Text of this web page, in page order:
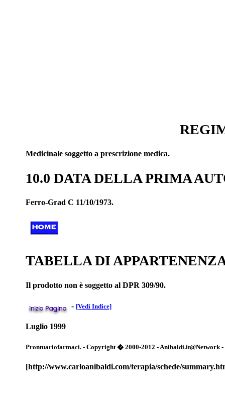
Medicinale soggetto a prescrizione medica.
10.0 DATA DELLA PRIMA
Ferro-Grad C 11/10/1973.
TABELLA DI
Il prodotto non è soggetto al DPR 309/90.
- [Vedi Indice]
Luglio 1999
Prontuariofarmaci. - Copyright � 2000-2012 - Anibaldi.it@Network
[http://www.carloanibaldi.com/terapia/schede/